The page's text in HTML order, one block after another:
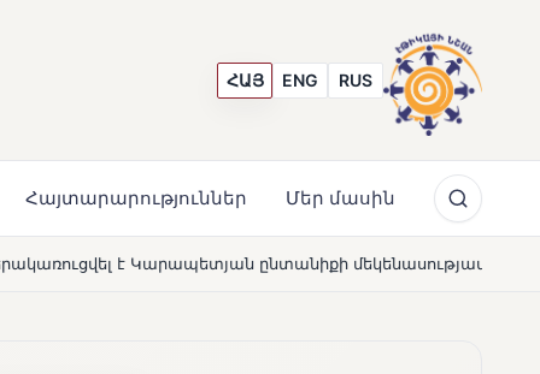
ՀԱՅ ENG RUS
Հայտարարություններ Մեր մասին
ընտանիքի մեկենասությամբ NEWS Լողավազա՞ն, թե՞